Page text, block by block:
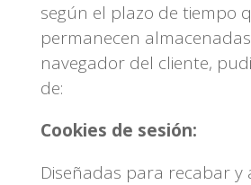
según el plazo de tiempo
permanecen
navegador del cliente,
de:
Cookies de sesión:
Diseñadas para recabar y